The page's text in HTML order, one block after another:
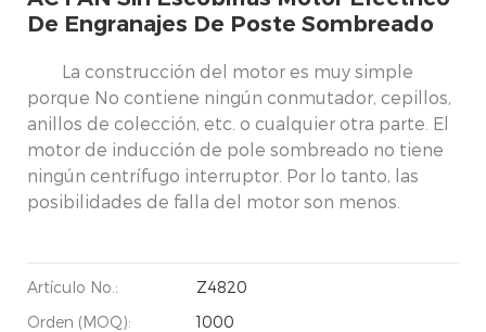
De Engranajes De Poste Sombreado
La construcción del motor es muy simple
porque No contiene ningún conmutador, cepillos,
anillos de colección, etc. o cualquier otra parte. El
motor de inducción de pole sombreado no tiene
ningún centrífugo interruptor. Por lo tanto, las
posibilidades de falla del motor son menos.
Artículo No.:
Z4820
Orden (MOQ):
1000